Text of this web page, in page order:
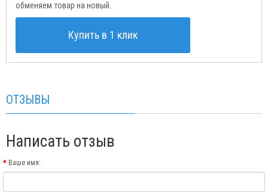
обменяем товар на новый.
Купить в 1 клик
ОТЗЫВЫ
Написать отзыв
Ваше имя: